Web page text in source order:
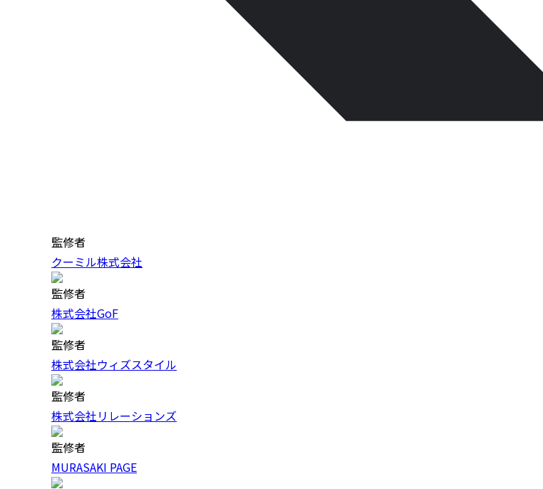
監修者
クーミル株式会社
監修者
株式会社GoF
監修者
株式会社ウィズスタイル
監修者
株式会社リレーションズ
監修者
MURASAKI PAGE